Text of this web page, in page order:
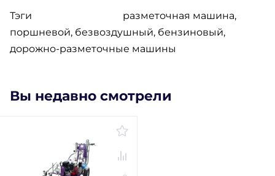
Тэги
разметочная машина,
поршневой, безвоздушный, бензиновый,
дорожно-разметочные машины
Вы недавно смотрели